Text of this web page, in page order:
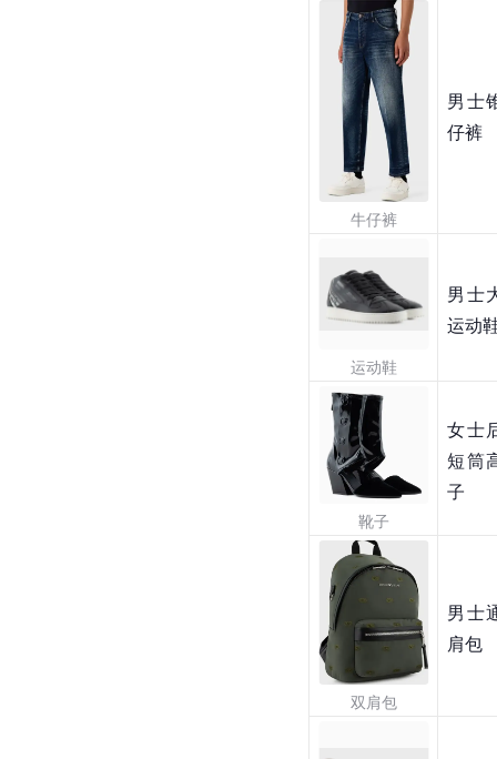
牛仔裤
男士
仔裤
运动鞋
男士
运动
靴子
女士
短筒
子
双肩包
男士
肩包